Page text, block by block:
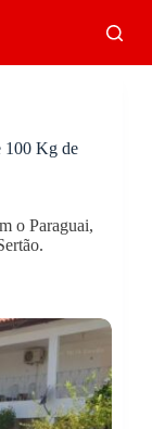
100 Kg de
o Paraguai,